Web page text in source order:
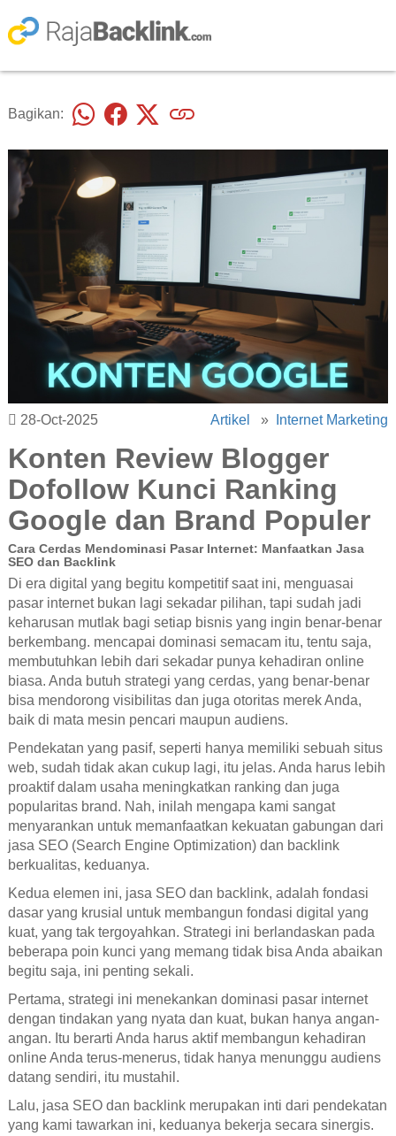
Bagikan:
28-Oct-2025 Artikel » Internet Marketing
Konten Review Blogger
Dofollow Kunci Ranking
Google dan Brand Populer
Cara Cerdas Mendominasi Pasar Internet: Manfaatkan Jasa
SEO dan Backlink
Di era digital yang begitu kompetitif saat ini, menguasai
pasar internet bukan lagi sekadar pilihan, tapi sudah jadi
keharusan mutlak bagi setiap bisnis yang ingin benar-benar
berkembang. mencapai dominasi semacam itu, tentu saja,
membutuhkan lebih dari sekadar punya kehadiran online
biasa. Anda butuh strategi yang cerdas, yang benar-benar
bisa mendorong visibilitas dan juga otoritas merek Anda,
baik di mata mesin pencari maupun audiens.
Pendekatan yang pasif, seperti hanya memiliki sebuah situs
web, sudah tidak akan cukup lagi, itu jelas. Anda harus lebih
proaktif dalam usaha meningkatkan ranking dan juga
popularitas brand. Nah, inilah mengapa kami sangat
menyarankan untuk memanfaatkan kekuatan gabungan dari
jasa SEO (Search Engine Optimization) dan backlink
berkualitas, keduanya.
Kedua elemen ini, jasa SEO dan backlink, adalah fondasi
dasar yang krusial untuk membangun fondasi digital yang
kuat, yang tak tergoyahkan. Strategi ini berlandaskan pada
beberapa poin kunci yang memang tidak bisa Anda abaikan
begitu saja, ini penting sekali.
Pertama, strategi ini menekankan dominasi pasar internet
dengan tindakan yang nyata dan kuat, bukan hanya angan-
angan. Itu berarti Anda harus aktif membangun kehadiran
online Anda terus-menerus, tidak hanya menunggu audiens
datang sendiri, itu mustahil.
Lalu, jasa SEO dan backlink merupakan inti dari pendekatan
yang kami tawarkan ini, keduanya bekerja secara sinergis.